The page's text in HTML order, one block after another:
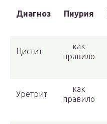
Диагноз Пиурия
Цистит
как
правило
Уретрит
как
правило